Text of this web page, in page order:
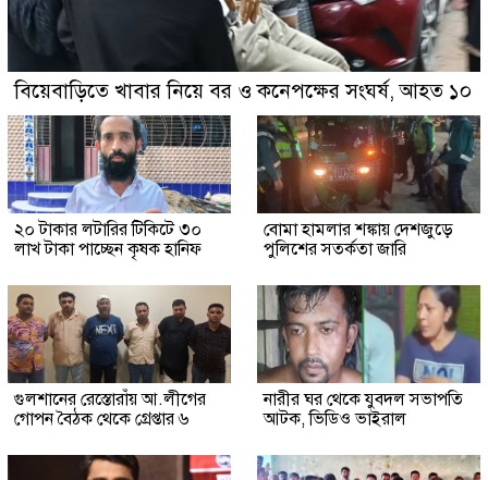
বিয়েবাড়িতে খাবার নিয়ে বর ও কনেপক্ষের সংঘর্ষ, আহত ১০
২০ টাকার লটারির টিকিটে ৩০
লাখ টাকা পাচ্ছেন কৃষক হানিফ
বোমা হামলার শঙ্কায় দেশজুড়ে
পুলিশের সতর্কতা জারি
গুলশানের রেস্তোরাঁয় আ.লীগের
গোপন বৈঠক থেকে গ্রেপ্তার ৬
নারীর ঘর থেকে যুবদল সভাপতি
আটক, ভিডিও ভাইরাল